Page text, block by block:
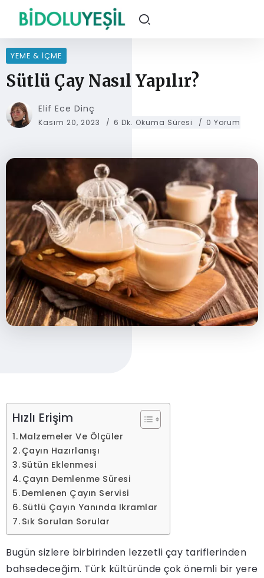
YEME & İÇME
Sütlü Çay Nasıl Yapılır?
Elif Ece Dinç
Kasım 20, 2023 6 Dk. Okuma Süresi 0 Yorum
Hızlı Erişim
Malzemeler Ve Ölçüler
Çayın Hazırlanışı
Sütün Eklenmesi
Çayın Demlenme Süresi
Demlenen Çayın Servisi
Sütlü Çayın Yanında Ikramlar
Sık Sorulan Sorular
Bugün sizlere birbirinden lezzetli çay tariflerinden
bahsedeceğim. Türk kültüründe çok önemli bir yere